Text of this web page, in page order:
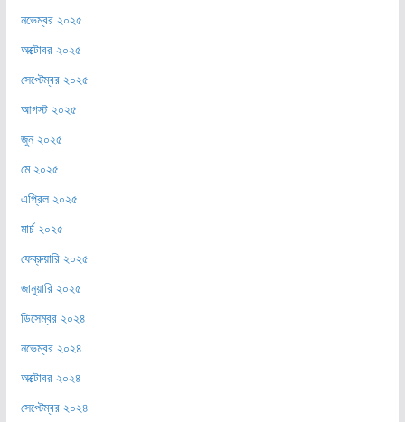
নভেম্বর ২০২৫
অক্টোবর ২০২৫
সেপ্টেম্বর ২০২৫
আগস্ট ২০২৫
জুন ২০২৫
মে ২০২৫
এপ্রিল ২০২৫
মার্চ ২০২৫
ফেব্রুয়ারি ২০২৫
জানুয়ারি ২০২৫
ডিসেম্বর ২০২৪
নভেম্বর ২০২৪
অক্টোবর ২০২৪
সেপ্টেম্বর ২০২৪